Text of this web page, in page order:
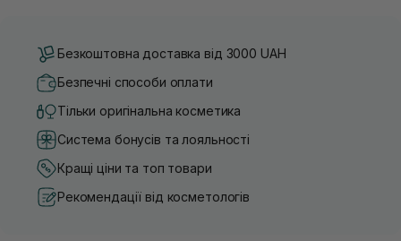
Безкоштовна доставка від 3000 UAH
Безпечні способи оплати
Тільки оригінальна косметика
Система бонусів та лояльності
Кращі ціни та топ товари
Рекомендації від косметологів